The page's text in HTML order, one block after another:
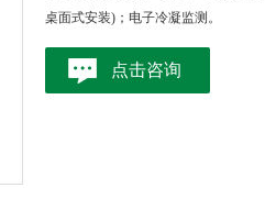
桌面式安装)；电子冷凝监测。
点击咨询